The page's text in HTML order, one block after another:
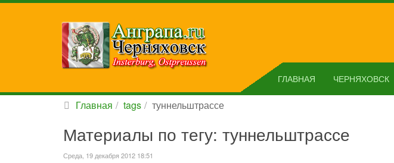
ГЛАВНАЯ ЧЕРНЯХОВСК
Главная tags туннельштрассе
Материалы по тегу: туннельштрассе
Среда, 19 декабря 2012 18:51